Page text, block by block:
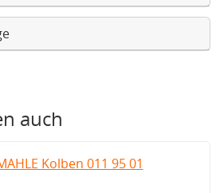
auch
Kolben 011 95 01